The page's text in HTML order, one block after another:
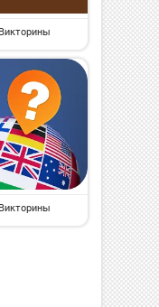
Викторины
Викторины